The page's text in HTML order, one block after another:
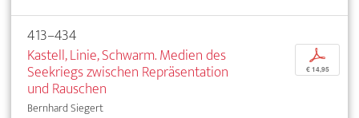
413–434
Kastell, Linie, Schwarm. Medien des
Seekriegs zwischen Repräsentation
und Rauschen
Bernhard Siegert
p
€ 14,95